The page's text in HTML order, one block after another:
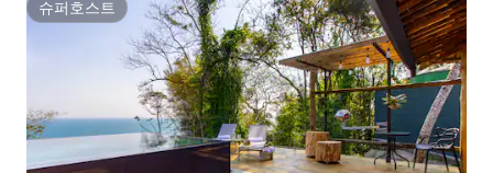
슈퍼호스트
슈퍼호스트